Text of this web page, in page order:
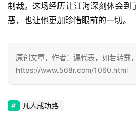
📖
语
文
制裁。这场经历让江海深刻体会到
恶，也让他更加珍惜眼前的一切。
原创文章，作者：课代表，如若转载
https://www.568r.com/1060.html
凡人成功路